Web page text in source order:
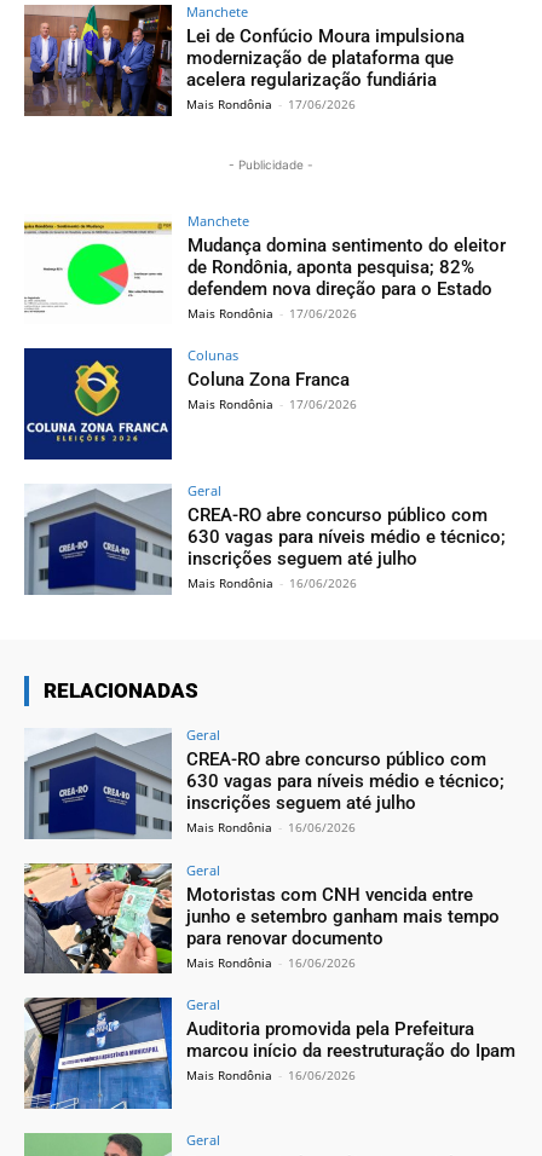
Manchete
Lei de Confúcio Moura impulsiona
modernização de plataforma que
acelera regularização fundiária
Mais Rondônia - 17/06/2026
- Publicidade -
Manchete
Mudança domina sentimento do eleitor
de Rondônia, aponta pesquisa; 82%
defendem nova direção para o Estado
Mais Rondônia - 17/06/2026
Colunas
Coluna Zona Franca
Mais Rondônia - 17/06/2026
Geral
CREA-RO abre concurso público com
630 vagas para níveis médio e técnico;
inscrições seguem até julho
Mais Rondônia - 16/06/2026
RELACIONADAS
Geral
CREA-RO abre concurso público com
630 vagas para níveis médio e técnico;
inscrições seguem até julho
Mais Rondônia - 16/06/2026
Geral
Motoristas com CNH vencida entre
junho e setembro ganham mais tempo
para renovar documento
Mais Rondônia - 16/06/2026
Geral
Auditoria promovida pela Prefeitura
marcou início da reestruturação do Ipam
Mais Rondônia - 16/06/2026
Geral